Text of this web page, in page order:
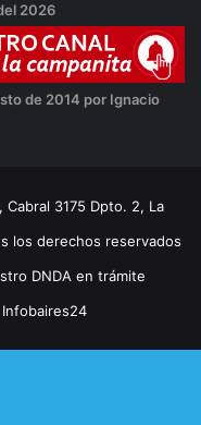
2026
de 2014 por Ignacio
3175 Dpto. 2, La
los derechos reservados
DNDA en trámite
Infobaires24